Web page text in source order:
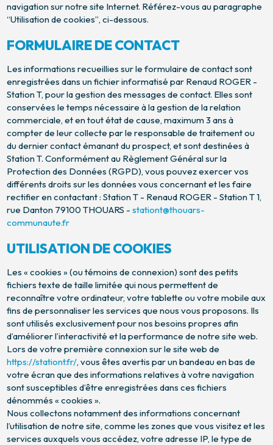
navigation sur notre site Internet. Référez-vous au paragraphe
“Utilisation de cookies”, ci-dessous.
FORMULAIRE DE CONTACT
Les informations recueillies sur le formulaire de contact sont
enregistrées dans un fichier informatisé par Renaud ROGER -
Station T, pour la gestion des messages de contact. Elles sont
conservées le temps nécessaire à la gestion de la relation
commerciale, et en tout état de cause, maximum 3 ans à
compter de leur collecte par le responsable de traitement ou
du dernier contact émanant du prospect, et sont destinées à
Station T. Conformément au Règlement Général sur la
Protection des Données (RGPD), vous pouvez exercer vos
différents droits sur les données vous concernant et les faire
rectifier en contactant : Station T - Renaud ROGER - Station T 1,
rue Danton 79100 THOUARS -stationt@thouars-
communaute.fr
UTILISATION DE COOKIES
Les « cookies » (ou témoins de connexion) sont des petits
fichiers texte de taille limitée qui nous permettent de
reconnaître votre ordinateur, votre tablette ou votre mobile aux
fins de personnaliser les services que nous vous proposons. Ils
sont utilisés exclusivement pour nos besoins propres afin
d’améliorer l’interactivité et la performance de notre site web.
Lors de votre première connexion sur le site web de
https://stationt.fr/, vous êtes avertis par un bandeau en bas de
votre écran que des informations relatives à votre navigation
sont susceptibles d’être enregistrées dans ces fichiers
dénommés « cookies ».
Nous collectons notamment des informations concernant
l’utilisation de notre site, comme les zones que vous visitez et les
services auxquels vous accédez, votre adresse IP, le type de